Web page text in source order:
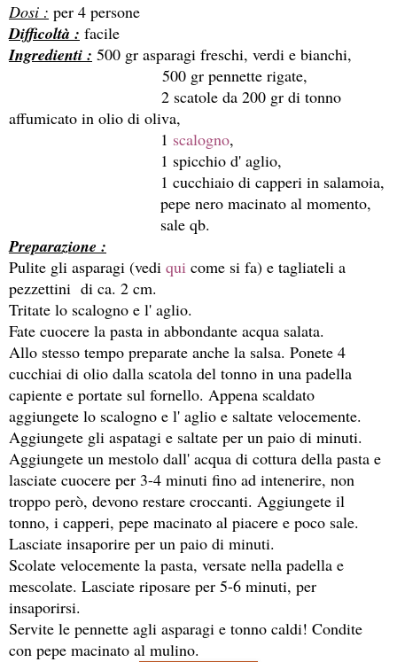
Dosi : per 4 persone
Difficoltà : facile
Ingredienti : 500 gr asparagi freschi, verdi e bianchi,
500 gr pennette rigate,
2 scatole da 200 gr di tonno
affumicato in olio di oliva,
1 scalogno,
1 spicchio d' aglio,
1 cucchiaio di capperi in salamoia,
pepe nero macinato al momento,
sale qb.
Preparazione :
Pulite gli asparagi (vedi qui come si fa) e tagliateli a
pezzettini di ca. 2 cm.
Tritate lo scalogno e l' aglio.
Fate cuocere la pasta in abbondante acqua salata.
Allo stesso tempo preparate anche la salsa. Ponete 4
cucchiai di olio dalla scatola del tonno in una padella
capiente e portate sul fornello. Appena scaldato
aggiungete lo scalogno e l' aglio e saltate velocemente.
Aggiungete gli aspatagi e saltate per un paio di minuti.
Aggiungete un mestolo dall' acqua di cottura della pasta e
lasciate cuocere per 3-4 minuti fino ad intenerire, non
troppo però, devono restare croccanti. Aggiungete il
tonno, i capperi, pepe macinato al piacere e poco sale.
Lasciate insaporire per un paio di minuti.
Scolate velocemente la pasta, versate nella padella e
mescolate. Lasciate riposare per 5-6 minuti, per
insaporirsi.
Servite le pennette agli asparagi e tonno caldi! Condite
con pepe macinato al mulino.